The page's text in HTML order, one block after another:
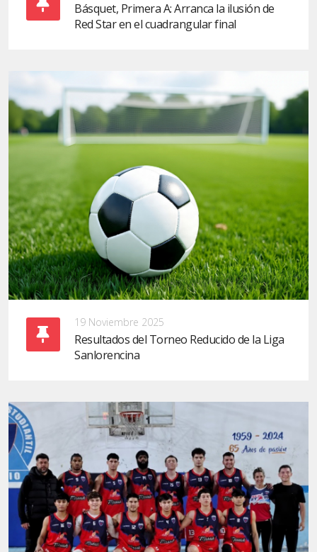
Básquet, Primera A: Arranca la ilusión de
Red Star en el cuadrangular final
19 Noviembre 2025
Resultados del Torneo Reducido de la Liga
Sanlorencina